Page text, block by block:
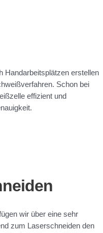
Handarbeitsplätzen erstellen
Schon bei
effizient und
wir über eine sehr
zum Laserschneiden den